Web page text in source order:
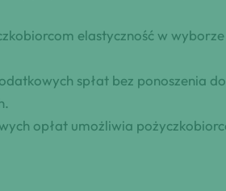
elastyczność w
spłat bez ponoszenia
opłat umożliwia